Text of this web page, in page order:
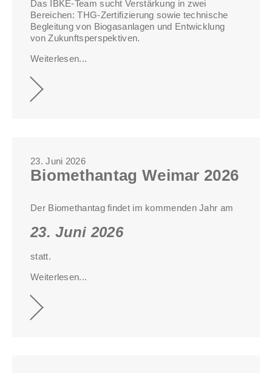
Das IBKE-Team sucht Verstärkung in zwei
Bereichen: THG-Zertifizierung sowie technische
Begleitung von Biogasanlagen und Entwicklung
von Zukunftsperspektiven.
Weiterlesen...
23. Juni 2026
Biomethantag Weimar 2026
Der Biomethantag findet im kommenden Jahr am
23. Juni 2026
statt.
Weiterlesen...